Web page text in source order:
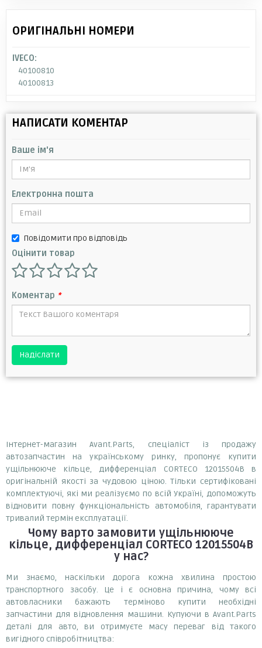
ОРИГІНАЛЬНІ НОМЕРИ
IVECO:
40100810
40100813
НАПИСАТИ КОМЕНТАР
Ваше ім'я
Електронна пошта
Повідомити про відповідь
Оцінити товар
Коментар *
Надіслати
Інтернет-магазин Avant.Parts, спеціаліст із продажу
автозапчастин на українському ринку, пропонує купити
ущільнююче кільце, дифференціал CORTECO 12015504B в
оригінальній якості за чудовою ціною. Тільки сертифіковані
комплектуючі, які ми реалізуємо по всій Україні, допоможуть
відновити повну функціональність автомобіля, гарантувати
тривалий термін експлуатації.
Чому варто замовити ущільнююче
кільце, дифференціал CORTECO 12015504B
у нас?
Ми знаємо, наскільки дорога кожна хвилина простою
транспортного засобу. Це і є основна причина, чому всі
автовласники бажають терміново купити необхідні
запчастини для відновлення машини. Купуючи в Avant.Parts
деталі для авто, ви отримуєте масу переваг від такого
вигідного співробітництва: